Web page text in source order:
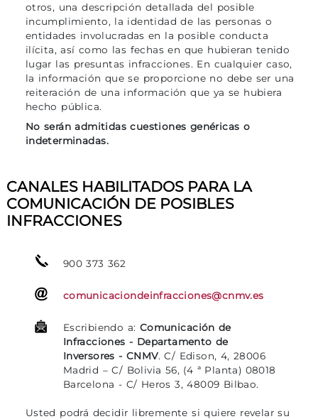
otros, una descripción detallada del posible
incumplimiento, la identidad de las personas o
entidades involucradas en la posible conducta
ilícita, así como las fechas en que hubieran tenido
lugar las presuntas infracciones. En cualquier caso,
la información que se proporcione no debe ser una
reiteración de una información que ya se hubiera
hecho pública.
No serán admitidas cuestiones genéricas o
indeterminadas.
CANALES HABILITADOS PARA LA
COMUNICACIÓN DE POSIBLES
INFRACCIONES
900 373 362
comunicaciondeinfracciones@cnmv.es
Escribiendo a: Comunicación de
Infracciones - Departamento de
Inversores - CNMV. C/ Edison, 4, 28006
Madrid – C/ Bolivia 56, (4 ª Planta) 08018
Barcelona - C/ Heros 3, 48009 Bilbao.
Usted podrá decidir libremente si quiere revelar su